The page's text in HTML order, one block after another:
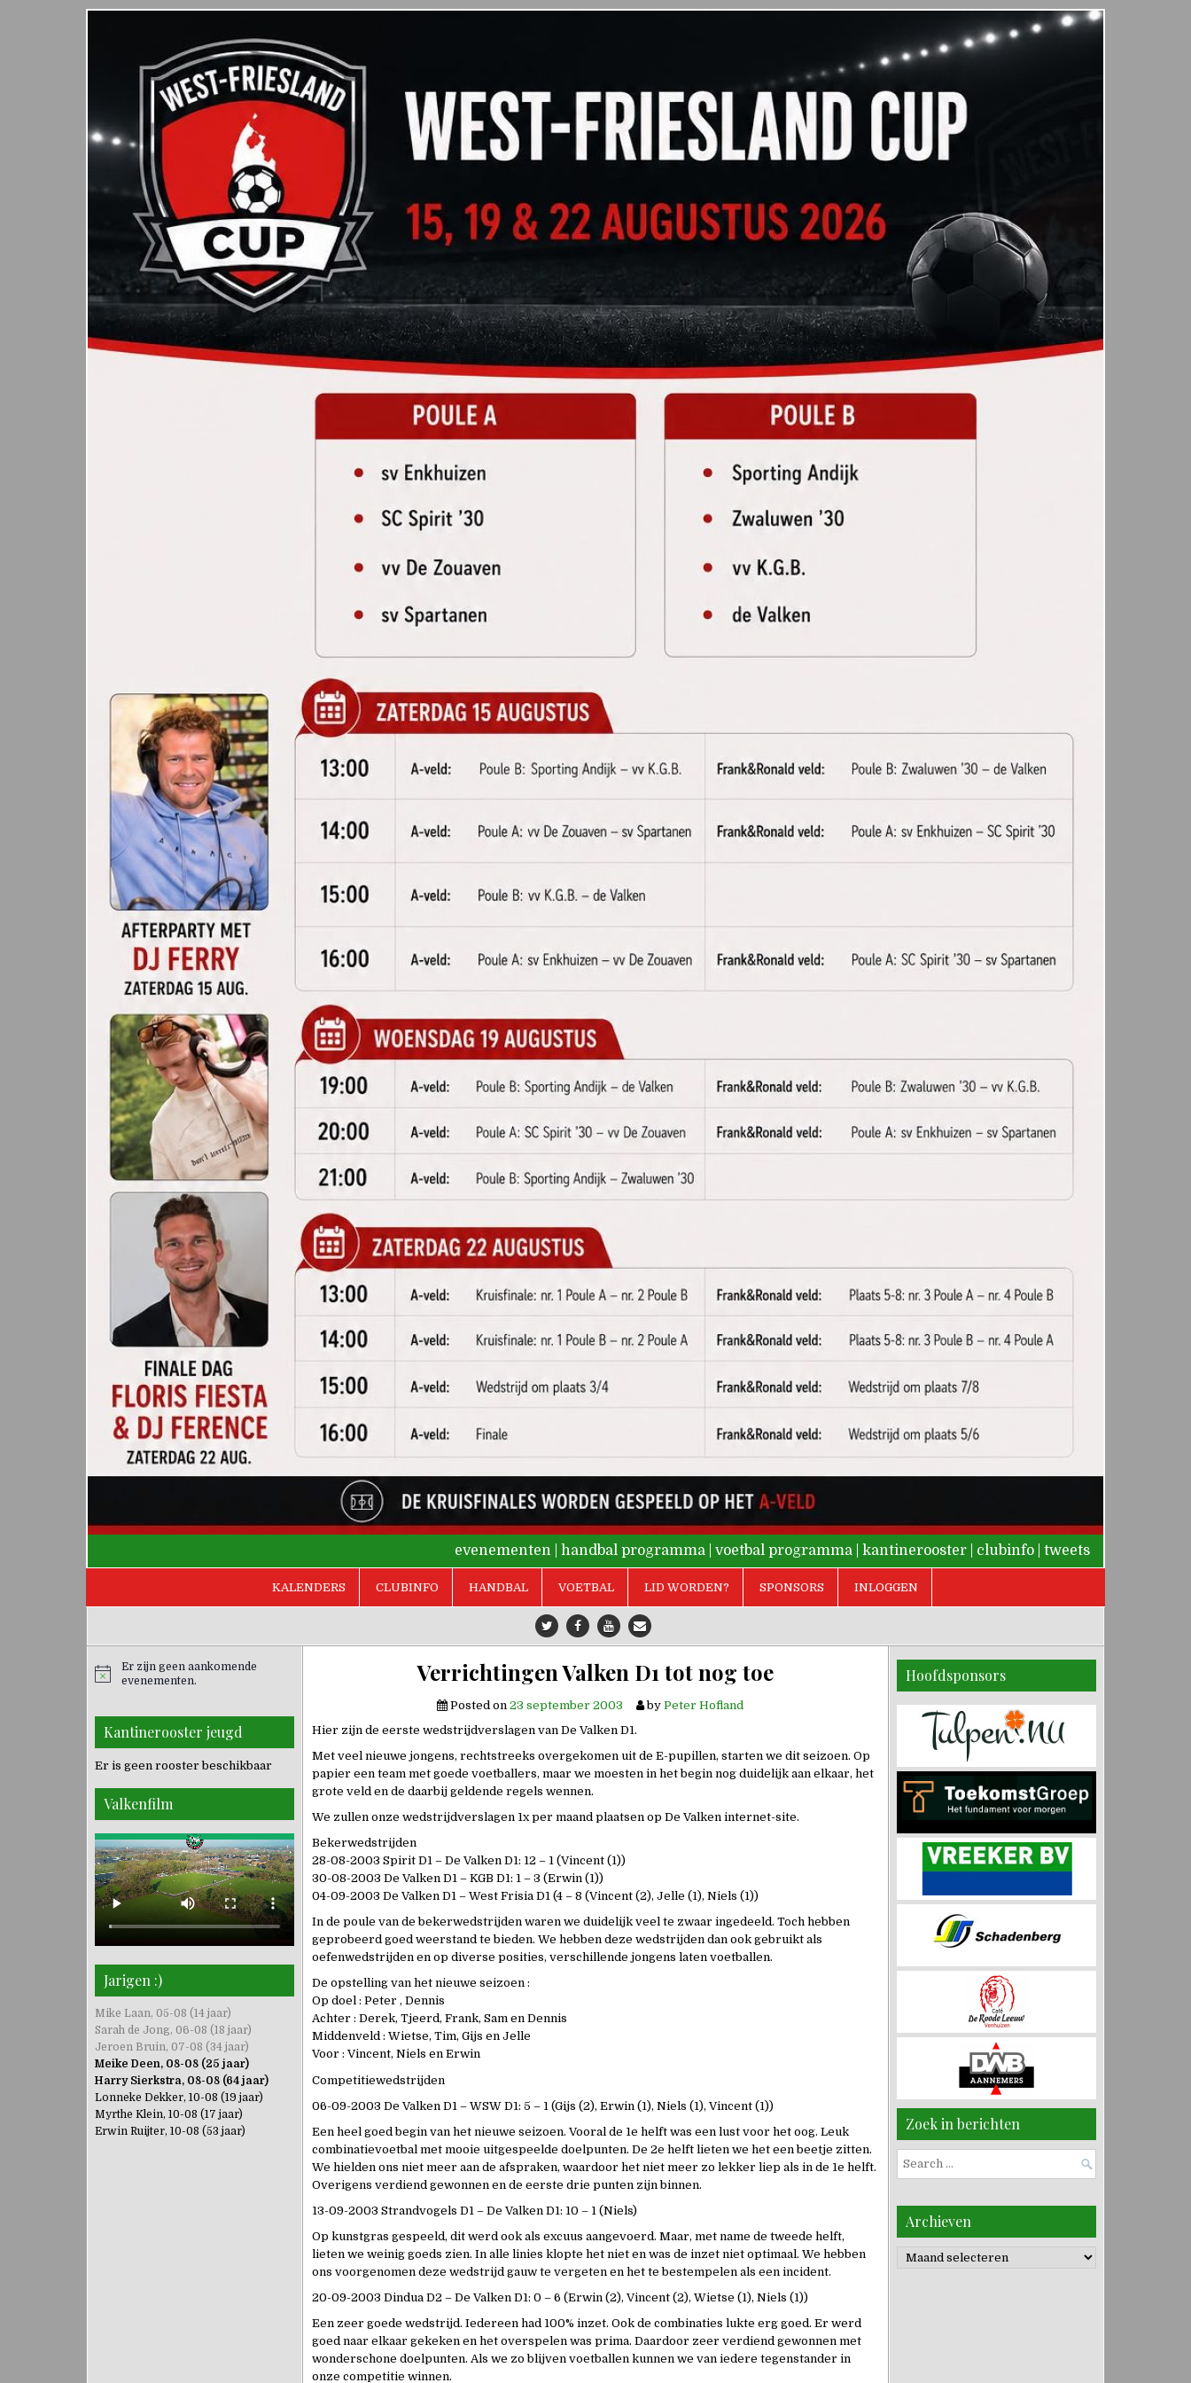
evenementen handbal programma voetbal programma kantinerooster clubinfo tweets
KALENDERS CLUBINFO HANDBAL VOETBAL LID WORDEN? SPONSORS INLOGGEN
Verrichtingen Valken D1 tot nog toe
Posted on 23 september 2003 by Peter Hofland
Hier zijn de eerste wedstrijdverslagen van De Valken D1.
Met veel nieuwe jongens, rechtstreeks overgekomen uit de E-pupillen, starten we dit seizoen. Op
papier een team met goede voetballers, maar we moesten in het begin nog duidelijk aan elkaar, het
grote veld en de daarbij geldende regels wennen.
We zullen onze wedstrijdverslagen 1x per maand plaatsen op De Valken internet-site.
Bekerwedstrijden
28-08-2003 Spirit D1 – De Valken D1: 12 – 1 (Vincent (1))
30-08-2003 De Valken D1 – KGB D1: 1 – 3 (Erwin (1))
04-09-2003 De Valken D1 – West Frisia D1 (4 – 8 (Vincent (2), Jelle (1), Niels (1))
In de poule van de bekerwedstrijden waren we duidelijk veel te zwaar ingedeeld. Toch hebben
geprobeerd goed weerstand te bieden. We hebben deze wedstrijden dan ook gebruikt als
oefenwedstrijden en op diverse posities, verschillende jongens laten voetballen.
De opstelling van het nieuwe seizoen :
Op doel : Peter , Dennis
Achter : Derek, Tjeerd, Frank, Sam en Dennis
Middenveld : Wietse, Tim, Gijs en Jelle
Voor : Vincent, Niels en Erwin
Competitiewedstrijden
06-09-2003 De Valken D1 – WSW D1: 5 – 1 (Gijs (2), Erwin (1), Niels (1), Vincent (1))
Een heel goed begin van het nieuwe seizoen. Vooral de 1e helft was een lust voor het oog. Leuk
combinatievoetbal met mooie uitgespeelde doelpunten. De 2e helft lieten we het een beetje zitten.
We hielden ons niet meer aan de afspraken, waardoor het niet meer zo lekker liep als in de 1e helft.
Overigens verdiend gewonnen en de eerste drie punten zijn binnen.
13-09-2003 Strandvogels D1 – De Valken D1: 10 – 1 (Niels)
Op kunstgras gespeeld, dit werd ook als excuus aangevoerd. Maar, met name de tweede helft,
lieten we weinig goeds zien. In alle linies klopte het niet en was de inzet niet optimaal. We hebben
ons voorgenomen deze wedstrijd gauw te vergeten en het te bestempelen als een incident.
20-09-2003 Dindua D2 – De Valken D1: 0 – 6 (Erwin (2), Vincent (2), Wietse (1), Niels (1))
Een zeer goede wedstrijd. Iedereen had 100% inzet. Ook de combinaties lukte erg goed. Er werd
goed naar elkaar gekeken en het overspelen was prima. Daardoor zeer verdiend gewonnen met
wonderschone doelpunten. Als we zo blijven voetballen kunnen we van iedere tegenstander in
onze competitie winnen.
Er zijn geen aankomende
evenementen.
Kantinerooster jeugd
Er is geen rooster beschikbaar
Valkenfilm
Jarigen :)
Mike Laan, 05-08 (14 jaar)
Sarah de Jong, 06-08 (18 jaar)
Jeroen Bruin, 07-08 (34 jaar)
Meike Deen, 08-08 (25 jaar)
Harry Sierkstra, 08-08 (64 jaar)
Lonneke Dekker, 10-08 (19 jaar)
Myrthe Klein, 10-08 (17 jaar)
Erwin Ruijter, 10-08 (53 jaar)
Hoofdsponsors
Zoek in berichten
Search
for:
Archieven
Archieven